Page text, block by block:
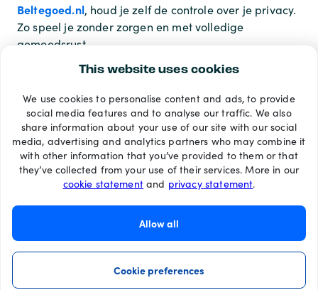
This website uses cookies
We use cookies to personalise content and ads, to provide
social media features and to analyse our traffic. We also
share information about your use of our site with our social
media, advertising and analytics partners who may combine it
with other information that you’ve provided to them or that
they’ve collected from your use of their services. More in our
cookie statementand privacy statement.
Allow all
Cookie preferences
Beltegoed.nl, houd je zelf de controle over je privacy.
Zo speel je zonder zorgen en met volledige
gemoedsrust.
Betaalmethoden